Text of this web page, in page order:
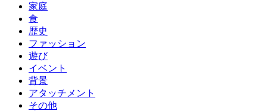
家庭
食
歴史
ファッション
遊び
イベント
背景
アタッチメント
その他